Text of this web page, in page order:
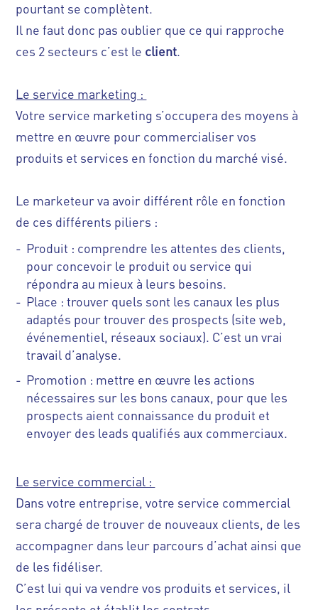
pourtant se complètent.
Il ne faut donc pas oublier que ce qui rapproche
ces 2 secteurs c’est le client.
Le service marketing :
Votre service marketing s’occupera des moyens à
mettre en œuvre pour commercialiser vos
produits et services en fonction du marché visé.
Le marketeur va avoir différent rôle en fonction
de ces différents piliers :
Produit : comprendre les attentes des clients,
pour concevoir le produit ou service qui
répondra au mieux à leurs besoins.
Place : trouver quels sont les canaux les plus
adaptés pour trouver des prospects (site web,
événementiel, réseaux sociaux). C’est un vrai
travail d’analyse.
Promotion : mettre en œuvre les actions
nécessaires sur les bons canaux, pour que les
prospects aient connaissance du produit et
envoyer des leads qualifiés aux commerciaux.
Le service commercial :
Dans votre entreprise, votre service commercial
sera chargé de trouver de nouveaux clients, de les
accompagner dans leur parcours d’achat ainsi que
de les fidéliser.
C’est lui qui va vendre vos produits et services, il